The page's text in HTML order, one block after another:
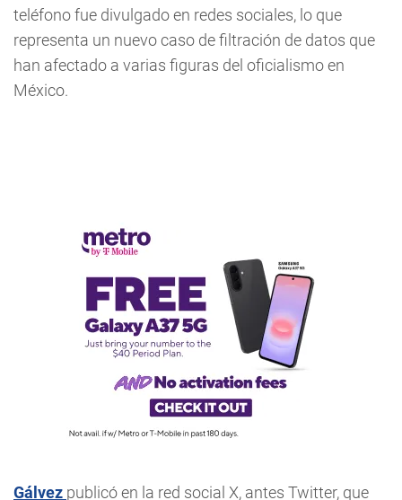
teléfono fue divulgado en redes sociales, lo que
representa un nuevo caso de filtración de datos que
han afectado a varias figuras del oficialismo en
México.
Gálvez publicó en la red social X, antes Twitter, que